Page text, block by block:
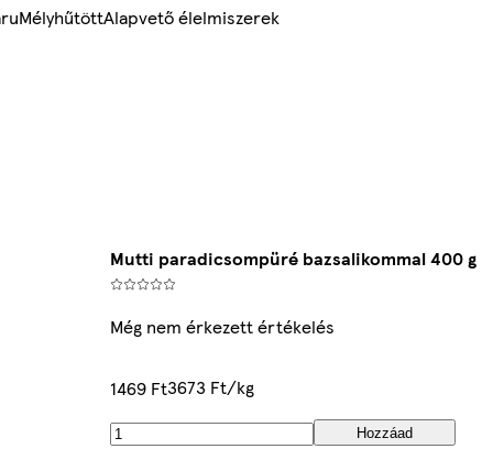
MélyhűtöttAlapvető élelmiszerek
Mutti paradicsompüré bazsalikommal 400 g
Még nem érkezett értékelés
1469 Ft3673 Ft/kg
Hozzáad